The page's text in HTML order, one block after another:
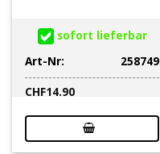
sofort lieferbar
Art-Nr:
258749
CHF14.90